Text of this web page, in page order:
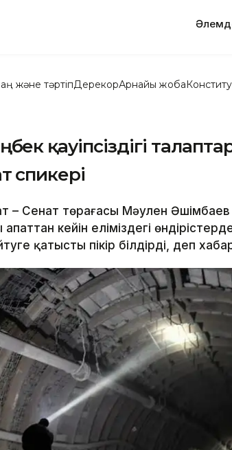
және тәртіпДерекқорАрнайы жоба
қауіпсіздігі
спикері
– Сенат төрағасы Мәулен
кейін еліміздегі өндірістерде
қатысты пікір білдірді, деп